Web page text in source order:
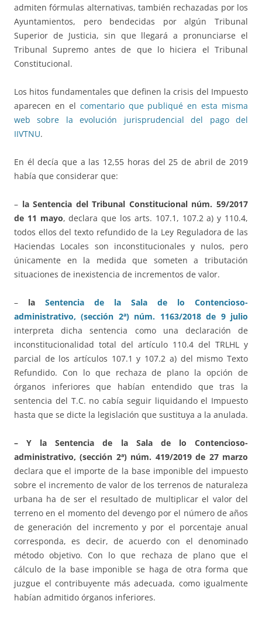
admiten fórmulas alternativas, también rechazadas por los
Ayuntamientos, pero bendecidas por algún Tribunal
Superior de Justicia, sin que llegará a pronunciarse el
Tribunal Supremo antes de que lo hiciera el Tribunal
Constitucional.
Los hitos fundamentales que definen la crisis del Impuesto
aparecen en el comentario que publiqué en esta misma
web sobre la evolución jurisprudencial del pago del
IIVTNU.
En él decía que a las 12,55 horas del 25 de abril de 2019
había que considerar que:
– la Sentencia del Tribunal Constitucional núm. 59/2017
de 11 mayo, declara que los arts. 107.1, 107.2 a) y 110.4,
todos ellos del texto refundido de la Ley Reguladora de las
Haciendas Locales son inconstitucionales y nulos, pero
únicamente en la medida que someten a tributación
situaciones de inexistencia de incrementos de valor.
– la Sentencia de la Sala de lo Contencioso-
administrativo, (sección 2ª) núm. 1163/2018 de 9 julio
interpreta dicha sentencia como una declaración de
inconstitucionalidad total del artículo 110.4 del TRLHL y
parcial de los artículos 107.1 y 107.2 a) del mismo Texto
Refundido. Con lo que rechaza de plano la opción de
órganos inferiores que habían entendido que tras la
sentencia del T.C. no cabía seguir liquidando el Impuesto
hasta que se dicte la legislación que sustituya a la anulada.
– Y la Sentencia de la Sala de lo Contencioso-
administrativo, (sección 2ª) núm. 419/2019 de 27 marzo
declara que el importe de la base imponible del impuesto
sobre el incremento de valor de los terrenos de naturaleza
urbana ha de ser el resultado de multiplicar el valor del
terreno en el momento del devengo por el número de años
de generación del incremento y por el porcentaje anual
corresponda, es decir, de acuerdo con el denominado
método objetivo. Con lo que rechaza de plano que el
cálculo de la base imponible se haga de otra forma que
juzgue el contribuyente más adecuada, como igualmente
habían admitido órganos inferiores.